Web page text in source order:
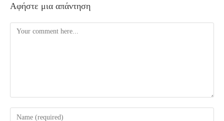
Αφήστε μια απάντηση
Comment
Enter